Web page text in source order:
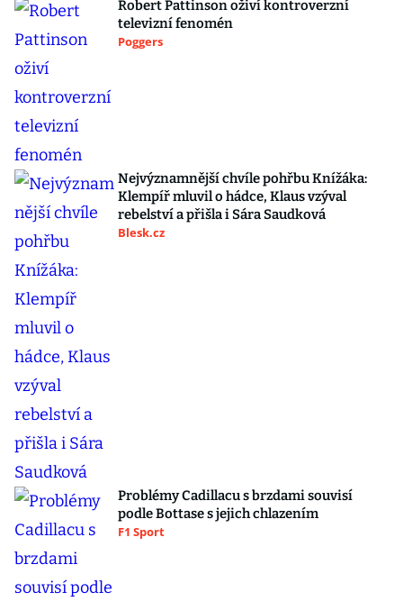
Robert Pattinson oživí kontroverzní
televizní fenomén
Poggers
Nejvýznamnější chvíle pohřbu Knížáka:
Klempíř mluvil o hádce, Klaus vzýval
rebelství a přišla i Sára Saudková
Blesk.cz
Problémy Cadillacu s brzdami souvisí
podle Bottase s jejich chlazením
F1 Sport